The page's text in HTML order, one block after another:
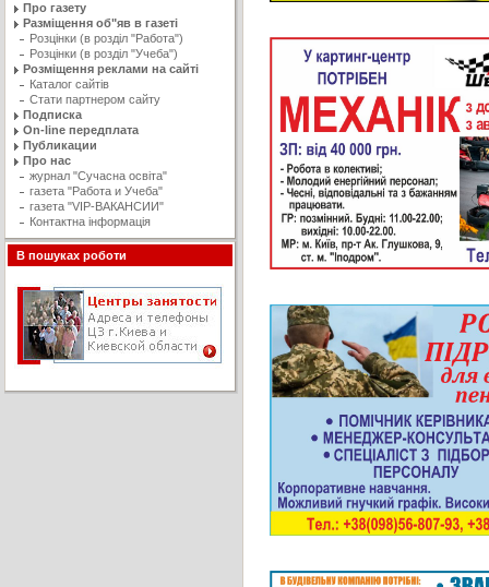
Про газету
Разміщення об"яв в газеті
Розцінки (в розділ "Работа")
Розцінки (в розділ "Учеба")
Розміщення реклами на сайті
Каталог сайтів
Стати партнером сайту
Подписка
On-line передплата
Публикации
Про нас
журнал "Сучасна освiта"
газета "Работа и Учеба"
газета "VIP-ВАКАНСИИ"
Контактна інформація
В пошуках роботи